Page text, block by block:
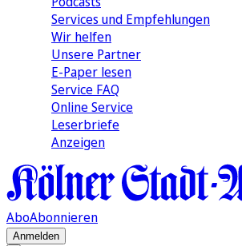
Services und Empfehlungen
Wir helfen
Unsere Partner
E-Paper lesen
Service FAQ
Online Service
Leserbriefe
Anzeigen
AboAbonnieren
Anmelden